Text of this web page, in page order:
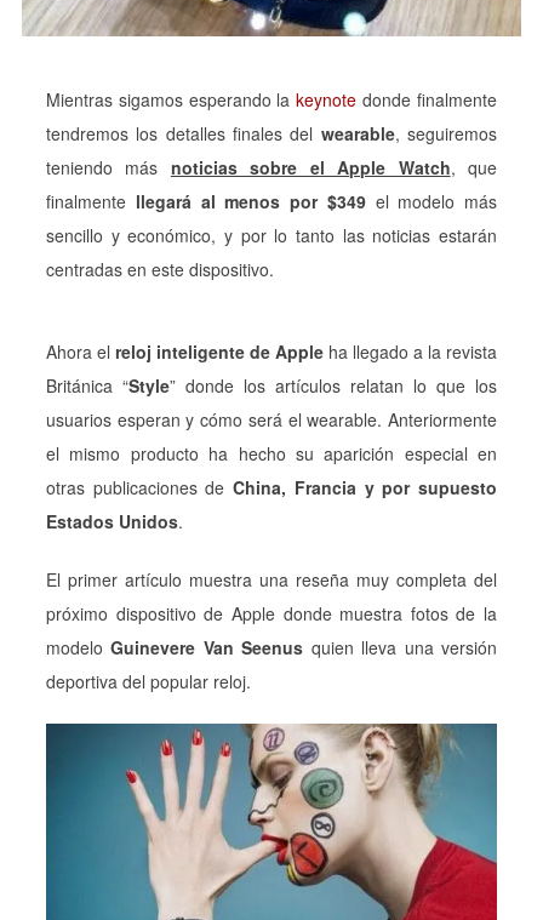
Mientras sigamos esperando lakeynote donde finalmente
tendremos los detalles finales del wearable, seguiremos
teniendo más noticias sobre el Apple Watch, que
finalmente llegará al menos por $349el modelo más
sencillo y económico, y por lo tanto las noticias estarán
centradas en este dispositivo.
Ahora el reloj inteligente de Apple ha llegado a la revista
Británica “Style” donde los artículos relatan lo que los
usuarios esperan y cómo será el wearable. Anteriormente
el mismo producto ha hecho su aparición especial en
otras publicaciones deChina, Francia y por supuesto
Estados Unidos.
El primer artículo muestra una reseña muy completa del
próximo dispositivo de Apple donde muestra fotos de la
modeloGuinevere Van Seenus quien lleva una versión
deportiva del popular reloj.